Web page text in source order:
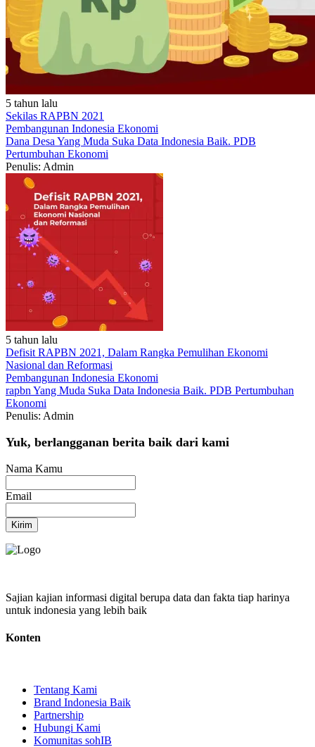
5 tahun lalu
Sekilas RAPBN 2021
Pembangunan Indonesia Ekonomi
Dana Desa Yang Muda Suka Data Indonesia Baik. PDB
Pertumbuhan Ekonomi
Penulis: Admin
5 tahun lalu
Defisit RAPBN 2021, Dalam Rangka Pemulihan Ekonomi
Nasional dan Reformasi
Pembangunan Indonesia Ekonomi
rapbn Yang Muda Suka Data Indonesia Baik. PDB Pertumbuhan
Ekonomi
Penulis: Admin
Yuk, berlangganan berita baik dari kami
Nama Kamu
Email
Kirim
Sajian kajian informasi digital berupa data dan fakta tiap harinya
untuk indonesia yang lebih baik
Konten
Tentang Kami
Brand Indonesia Baik
Partnership
Hubungi Kami
Komunitas sohIB